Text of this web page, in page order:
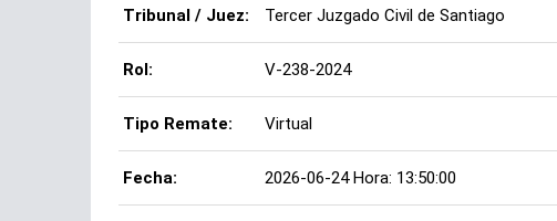
Tribunal / Juez: Tercer Juzgado Civil de Santiago
Rol: V-238-2024
Tipo Remate: Virtual
Fecha: 2026-06-24 Hora: 13:50:00